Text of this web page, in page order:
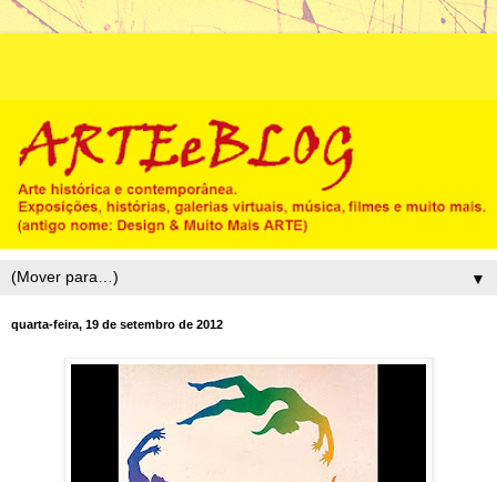
▼
quarta-feira, 19 de setembro de 2012